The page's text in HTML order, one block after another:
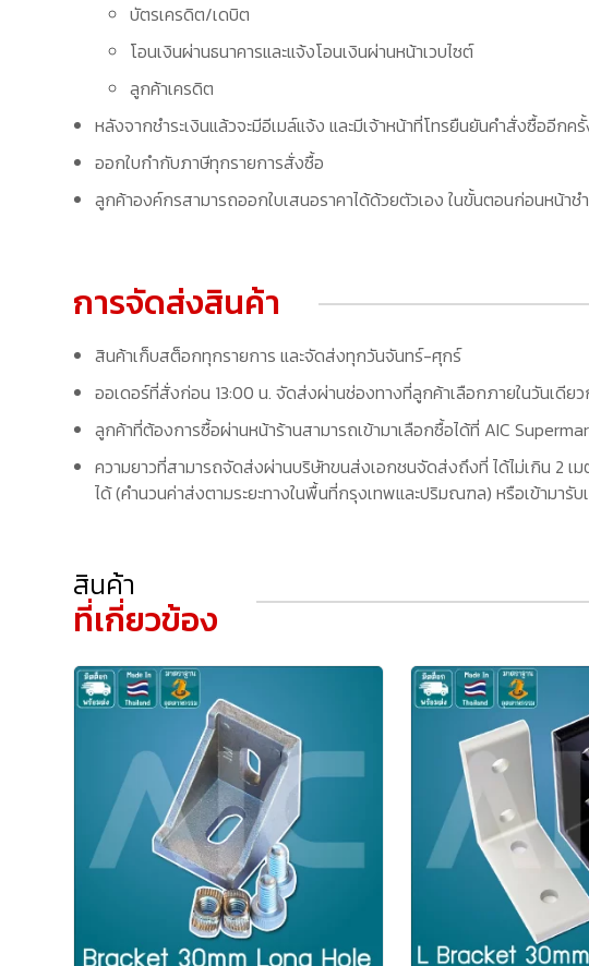
บัตรเครดิต/เดบิต
โอนเงินผ่านธนาคารและแจ้งโอนเงินผ่านหน้าเวบไซต์
ลูกค้าเครดิต
หลังจากชำระเงินแล้วจะมีอีเมล์แจ้ง และมีเจ้าหน้าที่โทรยืนยันคำสั่งซื้ออีก
ออกใบกำกับภาษีทุกรายการสั่งซื้อ
ลูกค้าองค์กรสามารถออกใบเสนอราคาได้ด้วยตัวเอง ในขั้นตอนก่อนหน้าชำ
การจัดส่งสินค้า
สินค้าเก็บสต็อกทุกรายการ และจัดส่งทุกวันจันทร์-ศุกร์
ออเดอร์ที่สั่งก่อน 13:00 น. จัดส่งผ่านช่องทางที่ลูกค้าเลือกภายในวันเดีย
ลูกค้าที่ต้องการซื้อผ่านหน้าร้านสามารถเข้ามาเลือกซื้อได้ที่ AIC
ความยาวที่สามารถจัดส่งผ่านบริษัทขนส่งเอกชนจัดส่งถึงที่ ได้ไม่เกิน 2
ได้ (คำนวนค่าส่งตามระยะทางในพื้นที่กรุงเทพและปริมณฑล) หรือเข้ามารับ
สินค้า
ที่เกี่ยวข้อง